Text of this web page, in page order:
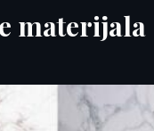
materijala